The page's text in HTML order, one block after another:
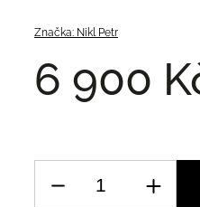
Značka: Nikl Petr
6 900